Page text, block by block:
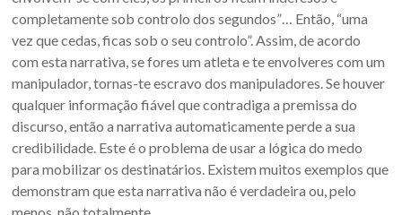
completamente sob controlo dos segundos”… Então, “uma
vez que cedas, ficas sob o seu controlo”. Assim, de acordo
com esta narrativa, se fores um atleta e te envolveres com um
manipulador, tornas-te escravo dos manipuladores. Se houver
qualquer informação fiável que contradiga a premissa do
discurso, então a narrativa automaticamente perde a sua
credibilidade. Este é o problema de usar a lógica do medo
para mobilizar os destinatários. Existem muitos exemplos que
demonstram que esta narrativa não é verdadeira ou, pelo